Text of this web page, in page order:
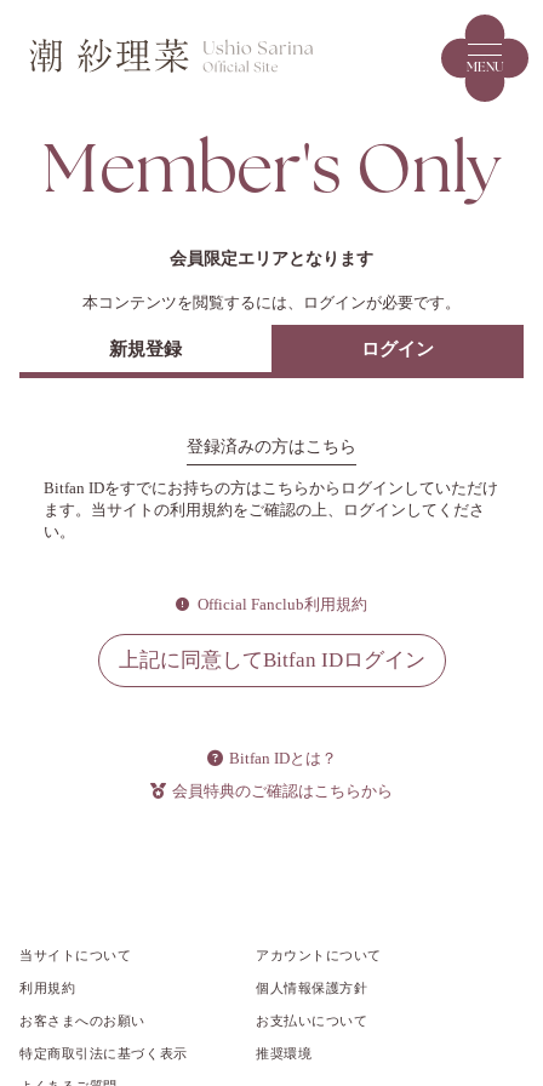
MENU
Member's Only
会員限定エリアとなります
本コンテンツを閲覧するには、ログインが必要です。
新規登録 ログイン
登録済みの方はこちら
Bitfan IDをすでにお持ちの方はこちらからログインしていただけ
ます。 当サイトの利用規約をご確認の上、ログインしてくださ
い。
Official Fanclub利用規約
上記に同意してBitfan IDログイン
Bitfan IDとは？
会員特典のご確認はこちらから
当サイトについて アカウントについて
利用規約 個人情報保護方針
お客さまへのお願い お支払いについて
特定商取引法に基づく表示 推奨環境